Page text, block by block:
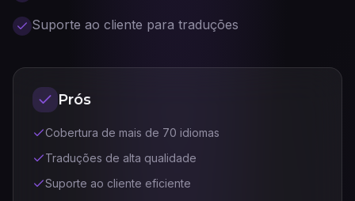
Suporte ao cliente para traduções
Prós
Cobertura de mais de 70 idiomas
Traduções de alta qualidade
Suporte ao cliente eficiente